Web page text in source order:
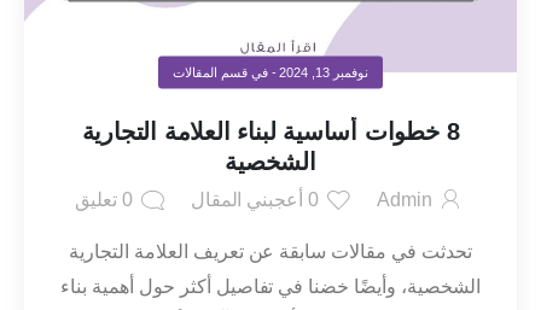
نوفمبر 13, 2024 - في قسم المقالات
8 خطوات أساسية لبناء العلامة التجارية
الشخصية
Admin
0أعجبني المقال 0 تعليق
تحدثت في مقالات سابقة عن تعريف العلامة التجارية
الشخصية، وأيضًا خضنا في تفاصيل أكثر حول أهمية بناء